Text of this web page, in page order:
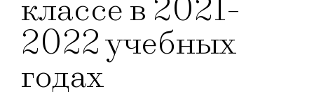
классе в 2021-
2022 учебных
годах